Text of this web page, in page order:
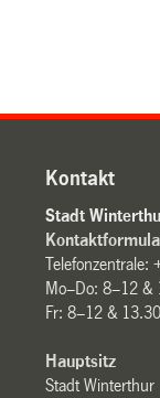
Kontakt
Stadt
Telefonzentrale:
Mo–Do: 8–12 &
Fr: 8–12 &
Hauptsitz
Stadt Winterthur